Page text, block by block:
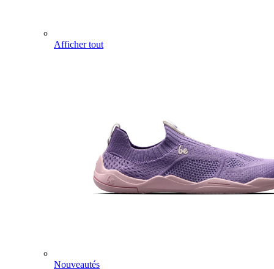
Afficher tout
Nouveautés